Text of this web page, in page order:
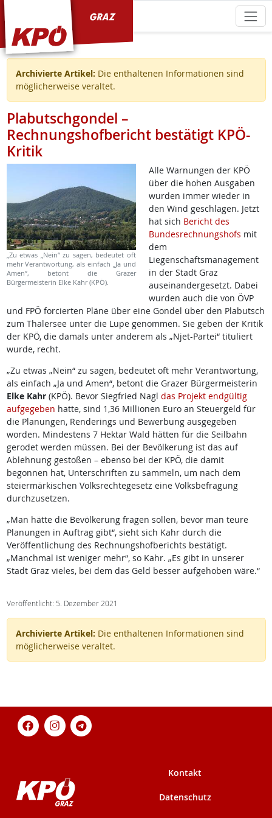
Archivierte Artikel: Die enthaltenen Informationen sind
möglicherweise veraltet.
Plabutschgondel –
Rechnungshofbericht bestätigt KPÖ-
Kritik
„Zu etwas „Nein“ zu sagen, bedeutet oft
mehr Verantwortung, als einfach „Ja und
Amen“, betont die Grazer
Bürgermeisterin Elke Kahr (KPÖ).
Alle Warnungen der KPÖ
über die hohen Ausgaben
wurden immer wieder in
den Wind geschlagen. Jetzt
hat sich Bericht des
Bundesrechnungshofs mit
dem
Liegenschaftsmanagement
in der Stadt Graz
auseinandergesetzt. Dabei
wurden auch die von ÖVP
und FPÖ forcierten Pläne über eine Gondel über den Plabutsch
zum Thalersee unter die Lupe genommen. Sie geben der Kritik
der KPÖ, die damals unter anderem als „Njet-Partei“ tituliert
wurde, recht.
„Zu etwas „Nein“ zu sagen, bedeutet oft mehr Verantwortung,
als einfach „Ja und Amen“, betont die Grazer Bürgermeisterin
Elke Kahr(KPÖ). Bevor Siegfried Nagl das Projekt endgültig
aufgegeben hatte, sind 1,36 Millionen Euro an Steuergeld für
die Planungen, Renderings und Bewerbung ausgegeben
worden. Mindestens 7 Hektar Wald hätten für die Seilbahn
gerodet werden müssen. Bei der Bevölkerung ist das auf
Ablehnung gestoßen – ebenso bei der KPÖ, die damit
begonnen hat, Unterschriften zu sammeln, um nach dem
steiermärkischen Volksrechtegesetz eine Volksbefragung
durchzusetzen.
„Man hätte die Bevölkerung fragen sollen, bevor man teure
Planungen in Auftrag gibt“, sieht sich Kahr durch die
Veröffentlichung des Rechnungshofberichts bestätigt.
„Manchmal ist weniger mehr“, so Kahr. „Es gibt in unserer
Stadt Graz vieles, bei dem das Geld besser aufgehoben wäre.“
Veröffentlicht: 5. Dezember 2021
Archivierte Artikel: Die enthaltenen Informationen sind
möglicherweise veraltet.
Kontakt
Datenschutz